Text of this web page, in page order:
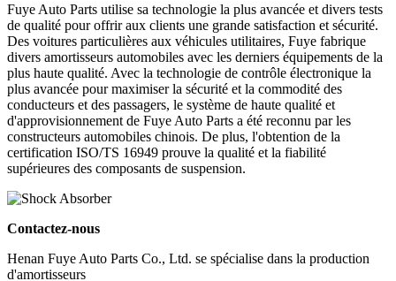
Fuye Auto Parts utilise sa technologie la plus avancée et divers tests
de qualité pour offrir aux clients une grande satisfaction et sécurité.
Des voitures particulières aux véhicules utilitaires, Fuye fabrique
divers amortisseurs automobiles avec les derniers équipements de la
plus haute qualité. Avec la technologie de contrôle électronique la
plus avancée pour maximiser la sécurité et la commodité des
conducteurs et des passagers, le système de haute qualité et
d'approvisionnement de Fuye Auto Parts a été reconnu par les
constructeurs automobiles chinois. De plus, l'obtention de la
certification ISO/TS 16949 prouve la qualité et la fiabilité
supérieures des composants de suspension.
Contactez-nous
Henan Fuye Auto Parts Co., Ltd. se spécialise dans la production
d'amortisseurs